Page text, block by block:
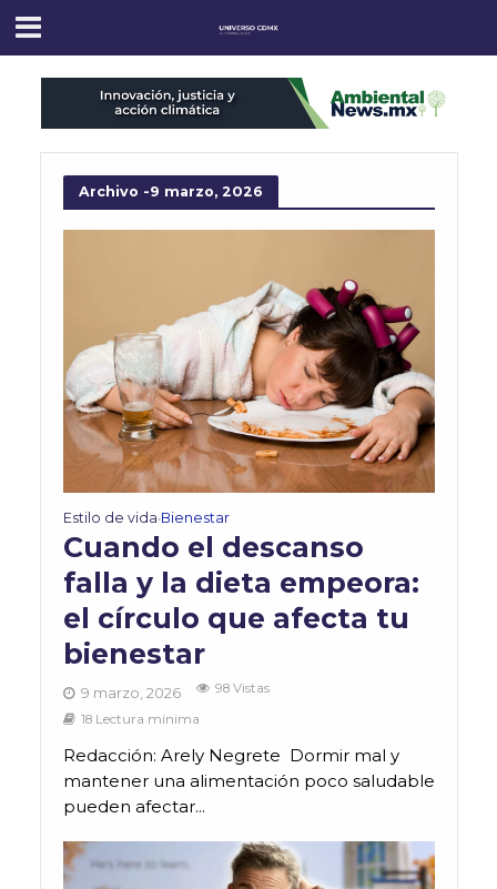
Archivo -9 marzo, 2026
Estilo de vida•Bienestar
Cuando el descanso
falla y la dieta empeora:
el círculo que afecta tu
bienestar
9 marzo, 2026
98 Vistas
18 Lectura mínima
Redacción: Arely Negrete Dormir mal y
mantener una alimentación poco saludable
pueden afectar...